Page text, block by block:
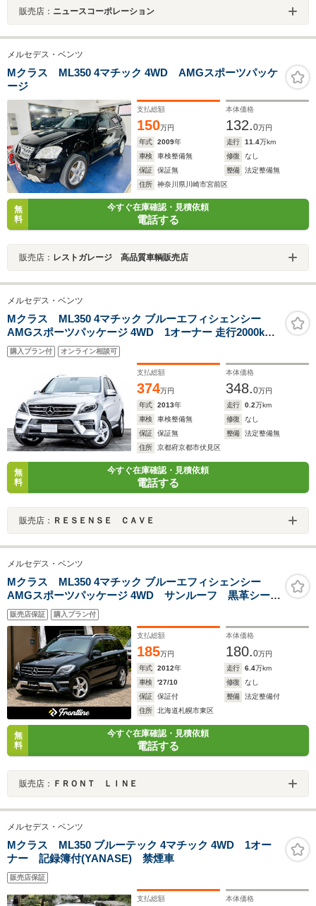
販売店： ニュースコーポレーション
メルセデス・ベンツ
Mクラス ML350 4マチック 4WD AMGスポーツパッケ
ージ
支払総額
150万円
本体価格
132.0万円
年式
2009年 走行 11.4万km
車検
車検整備無 修復
なし
保証
保証無 整備
法定整備無
住所
神奈川県川崎市宮前区
無
料
今すぐ在庫確認・見積依頼
電話する
販売店： レストガレージ 高品質車輌販売店
メルセデス・ベンツ
Mクラス ML350 4マチック ブルーエフィシェンシー
AMGスポーツパッケージ 4WD 1オーナー 走行2000km
AMGスポーツパッケージ コンフォートパッケージ ルー
フレール 19インチAW 360度カメラ ブラックレザーシー
ト シートヒーター クルーズコントロール パークセンサー
購入プラン付 オンライン相談可
支払総額
374万円
本体価格
348.0万円
年式
2013年 走行 0.2万km
車検
車検整備無 修復
なし
保証
保証無 整備
法定整備無
住所
京都府京都市伏見区
無
料
今すぐ在庫確認・見積依頼
電話する
販売店： ＲＥＳＥＮＳＥ ＣＡＶＥ
メルセデス・ベンツ
Mクラス ML350 4マチック ブルーエフィシェンシー
AMGスポーツパッケージ 4WD サンルーフ 黒革シー
ト シートヒーター ETC バックカメラ クルコン
パワーシート ドラレコ
販売店保証 購入プラン付
支払総額
185万円
本体価格
180.0万円
年式
2012年 走行 6.4万km
車検
'27/10 修復
なし
保証
保証付 整備
法定整備付
住所
北海道札幌市東区
無
料
今すぐ在庫確認・見積依頼
電話する
販売店： ＦＲＯＮＴ ＬＩＮＥ
メルセデス・ベンツ
Mクラス ML350 ブルーテック 4マチック 4WD 1オー
ナー 記録簿付(YANASE) 禁煙車
販売店保証
支払総額 本体価格